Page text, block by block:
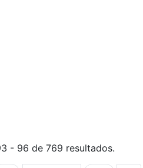
- 96 de 769 resultados.